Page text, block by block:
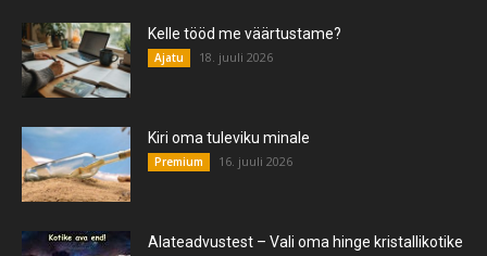
Kelle tööd me väärtustame?
Ajatu 18. juuli 2026
Kiri oma tuleviku minale
Premium 16. juuli 2026
Alateadvustest – Vali oma hinge kristallikotike